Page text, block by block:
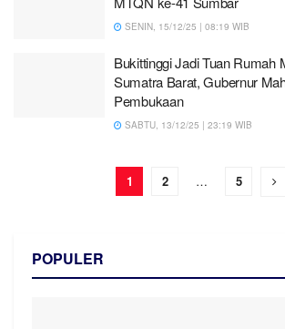
SENIN, 15/12/25 | 08:19 WIB
Bukittinggi Jadi Tuan Rumah
Sumatra Barat, Gubernur
Pembukaan
SABTU, 13/12/25 | 23:19 WIB
1 2 … 5
POPULER